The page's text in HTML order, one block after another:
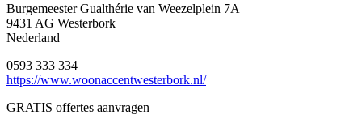
Burgemeester Gualthérie van Weezelplein 7A
9431 AG Westerbork
Nederland
0593 333 334
https://www.woonaccentwesterbork.nl/
GRATIS offertes aanvragen